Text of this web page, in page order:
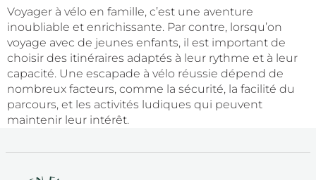
Voyager à vélo en famille, c’est une aventure
inoubliable et enrichissante. Par contre, lorsqu’on
voyage avec de jeunes enfants, il est important de
choisir des itinéraires adaptés à leur rythme et à leur
capacité. Une escapade à vélo réussie dépend de
nombreux facteurs, comme la sécurité, la facilité du
parcours, et les activités ludiques qui peuvent
maintenir leur intérêt.